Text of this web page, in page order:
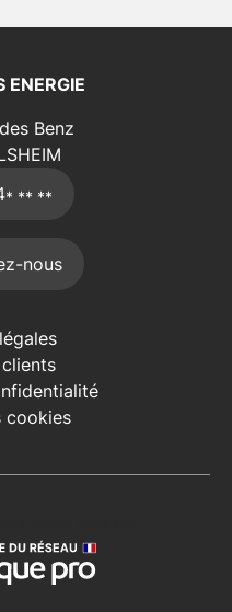
ENERGIE
Benz
* ** **
nous
cookies